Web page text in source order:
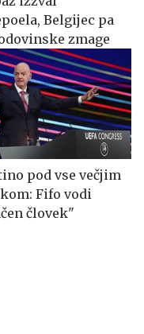
Belgijec pa
zmage
pod vse večjim
Fifo vodi
človek"